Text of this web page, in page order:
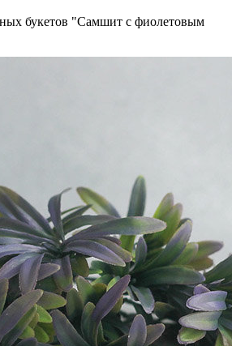
букетов "Самшит с фиолетовым